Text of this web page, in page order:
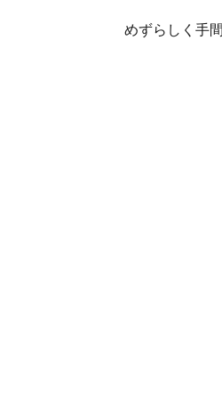
めずらしく手